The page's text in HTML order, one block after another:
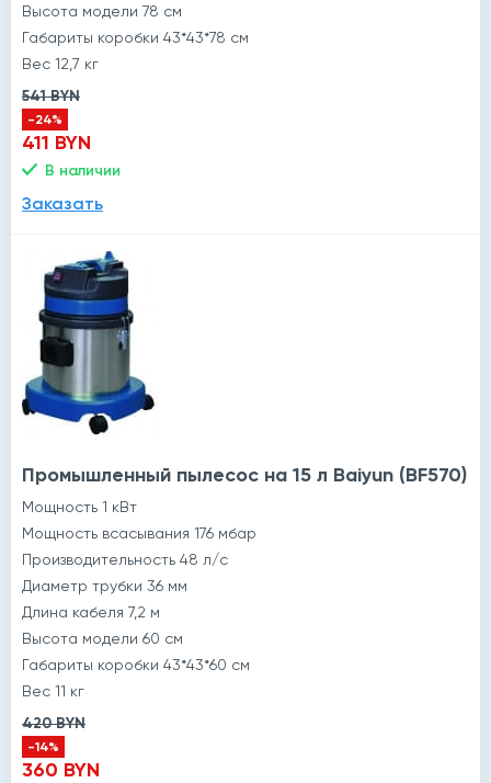
Высота модели 78 см
Габариты коробки 43*43*78 см
Вес 12,7 кг
541 BYN
-24%
411 BYN
В наличии
Заказать
Промышленный пылесос на 15 л Baiyun (BF570)
Мощность 1 кВт
Мощность всасывания 176 мбар
Производительность 48 л/с
Диаметр трубки 36 мм
Длина кабеля 7,2 м
Высота модели 60 см
Габариты коробки 43*43*60 см
Вес 11 кг
420 BYN
-14%
360 BYN